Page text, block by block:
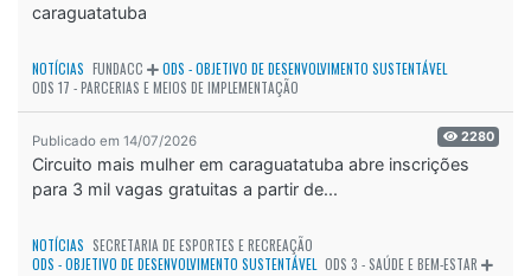
caraguatatuba
NOTÍCIAS FUNDACC
ODS - OBJETIVO DE DESENVOLVIMENTO SUSTENTÁVEL
ODS 17 - PARCERIAS E MEIOS DE IMPLEMENTAÇÃO
Publicado em 14/07/2026 2280
Circuito mais mulher em caraguatatuba abre inscrições
para 3 mil vagas gratuitas a partir de...
NOTÍCIAS SECRETARIA DE ESPORTES E RECREAÇÃO
ODS - OBJETIVO DE DESENVOLVIMENTO SUSTENTÁVEL ODS 3 - SAÚDE E BEM-ESTAR